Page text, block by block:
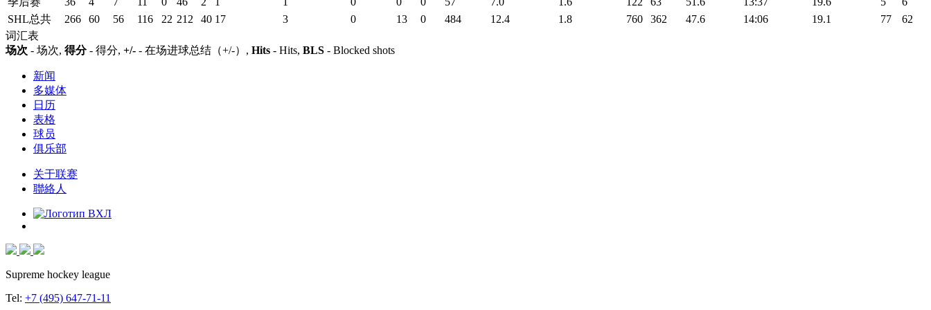
SHL总共
266 60 56 116 22 212 40 17 3 0 13 0 484 12.4 1.8 760 362 47.6 14:06 19.1 77
62
词汇表
场次 - 场次, 得分- 得分, +/- - 在场进球总结（+/-）, Hits - Hits, BLS - Blocked shots
新闻
多媒体
日历
表格
球员
俱乐部
关于联赛
聯絡人
Supreme hockey league
Tel: +7 (495) 647-71-11